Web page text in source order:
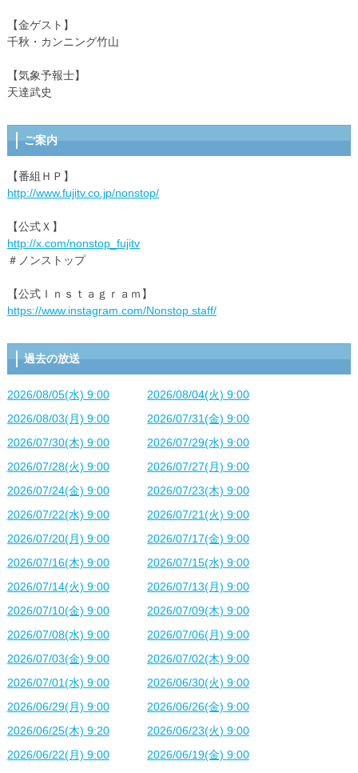
【金ゲスト】
千秋・カンニング竹山
【気象予報士】
天達武史
ご案内
【番組ＨＰ】
http://www.fujitv.co.jp/nonstop/
【公式Ｘ】
http://x.com/nonstop_fujitv
＃ノンストップ
【公式Ｉｎｓｔａｇｒａｍ】
https://www.instagram.com/Nonstop.staff/
過去の放送
2026/08/05(水) 9:00
2026/08/04(火) 9:00
2026/08/03(月) 9:00
2026/07/31(金) 9:00
2026/07/30(木) 9:00
2026/07/29(水) 9:00
2026/07/28(火) 9:00
2026/07/27(月) 9:00
2026/07/24(金) 9:00
2026/07/23(木) 9:00
2026/07/22(水) 9:00
2026/07/21(火) 9:00
2026/07/20(月) 9:00
2026/07/17(金) 9:00
2026/07/16(木) 9:00
2026/07/15(水) 9:00
2026/07/14(火) 9:00
2026/07/13(月) 9:00
2026/07/10(金) 9:00
2026/07/09(木) 9:00
2026/07/08(水) 9:00
2026/07/06(月) 9:00
2026/07/03(金) 9:00
2026/07/02(木) 9:00
2026/07/01(水) 9:00
2026/06/30(火) 9:00
2026/06/29(月) 9:00
2026/06/26(金) 9:00
2026/06/25(木) 9:20
2026/06/23(火) 9:00
2026/06/22(月) 9:00
2026/06/19(金) 9:00